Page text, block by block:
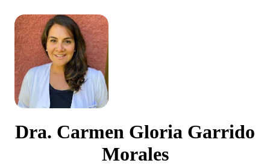
Dra. Carmen Gloria Garrido
Morales